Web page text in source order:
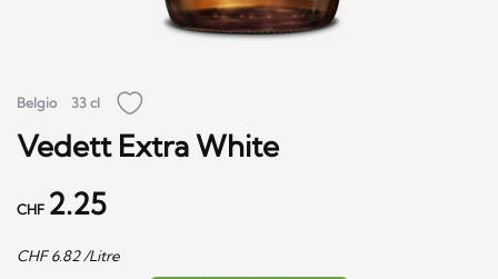
Belgio 33 cl
Vedett Extra White
CHF 2.25
CHF6.82/Litre